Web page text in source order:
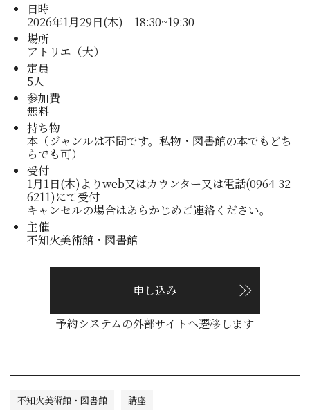
日時
2026年1月29日(木) 18:30~19:30
場所
アトリエ（大）
定員
5人
参加費
無料
持ち物
本（ジャンルは不問です。私物・図書館の本でもどち
らでも可）
受付
1月1日(木)よりweb又はカウンター又は電話(0964-32-
6211)にて受付
キャンセルの場合はあらかじめご連絡ください。
主催
不知火美術館・図書館
申し込み
予約システムの外部サイトへ遷移します
不知火美術館・図書館 講座